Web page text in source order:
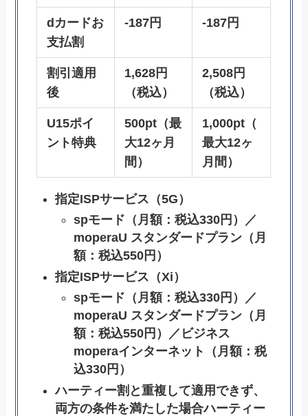
dカードお
支払割
-187円 -187円
割引適用
後
1,628円
（税込）
2,508円
（税込）
U15ポイ
ント特典
500pt（最
大12ヶ月
間）
1,000pt（
最大12ヶ
月間）
指定ISPサービス（5G）
spモード（月額：税込330円）／
moperaU スタンダードプラン（月
額：税込550円）
指定ISPサービス（Xi）
spモード（月額：税込330円）／
moperaU スタンダードプラン（月
額：税込550円）／ビジネス
moperaインターネット（月額：税
込330円）
ハーティー割と重複して適用できず、
両方の条件を満たした場合ハーティー